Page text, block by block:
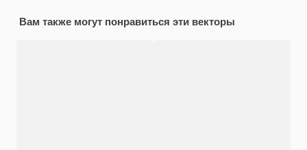
Вам также могут понравиться эти векторы